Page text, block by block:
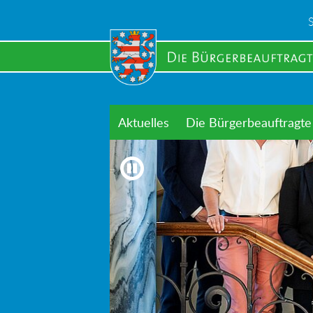
main
Aktuelles Die Bürgerbeauftragte